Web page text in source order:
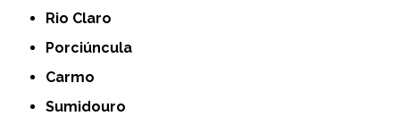
Rio Claro
Porciúncula
Carmo
Sumidouro